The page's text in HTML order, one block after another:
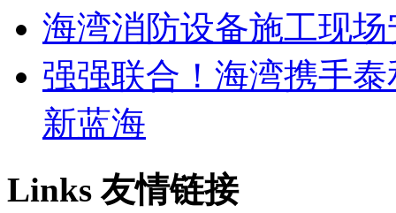
海湾消防设备施工现
强强联合！海湾携手
新蓝海
Links友情链接